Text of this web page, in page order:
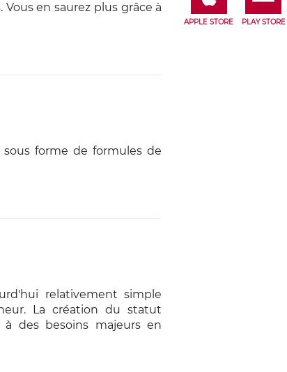
en saurez plus grâce à
forme de formules de
relativement simple
La création du statut
des besoins majeurs en
APPLE STORE PLAY STORE